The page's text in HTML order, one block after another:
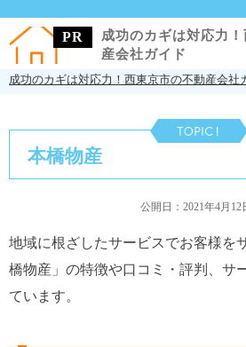
成功のカギは対応力！
産会社ガイド
成功のカギは対応力！西東京市の不動産会社
本橋物産
公開日： 2021年4月12
地域に根ざしたサービスでお客様を
橋物産」の特徴や口コミ・評判、サ
ています。